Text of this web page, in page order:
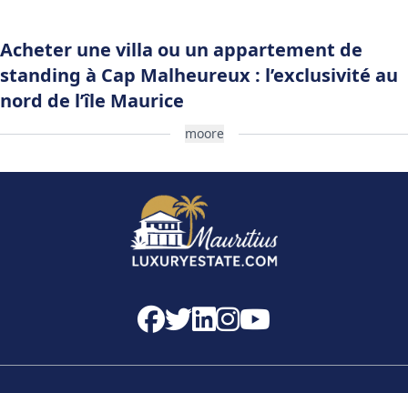
Acheter une villa ou un appartement de
standing à Cap Malheureux : l’exclusivité au
nord de l’île Maurice
s’impose comme une destination
privilégiée pour les acquéreurs en quête d’un cadre de vie
paisible et raffiné. La proximité avecGrand Baie
environnement naturel exceptionnel. Sa réputation de
secteur résidentiel intime doté d’une végétation luxuriante
moore